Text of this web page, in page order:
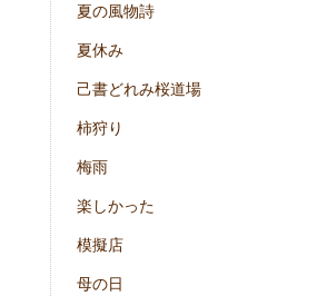
夏の風物詩
夏休み
己書どれみ桜道場
柿狩り
梅雨
楽しかった
模擬店
母の日